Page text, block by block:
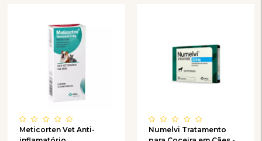
Meticorten Vet Anti-
Numelvi Tratamento